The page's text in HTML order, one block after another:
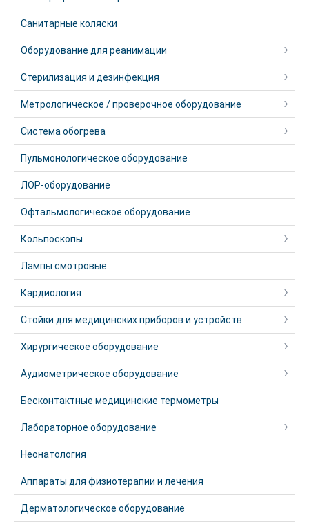
Санитарные коляски
Оборудование для реанимации
Стерилизация и дезинфекция
Метрологическое / проверочное оборудование
Система обогрева
Пульмонологическое оборудование
ЛОР-оборудование
Офтальмологическое оборудование
Кольпоскопы
Лампы смотровые
Кардиология
Стойки для медицинских приборов и устройств
Хирургическое оборудование
Аудиометрическое оборудование
Бесконтактные медицинские термометры
Лабораторное оборудование
Неонатология
Аппараты для физиотерапии и лечения
Дерматологическое оборудование